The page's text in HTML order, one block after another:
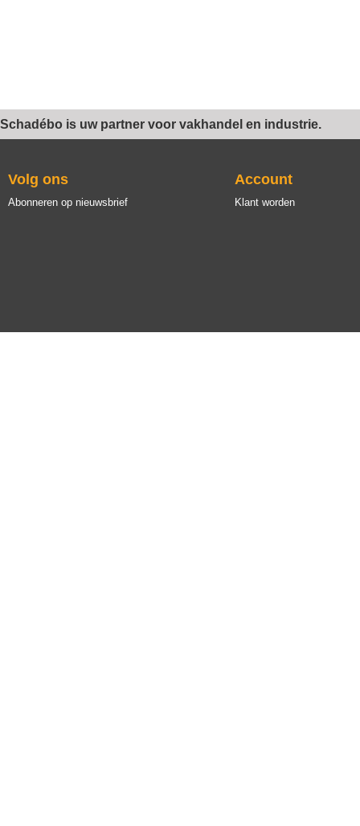
Schadébo is uw partner voor vakhandel en industrie.
Volg ons
Abonneren op nieuwsbrief
Account
Klant worden